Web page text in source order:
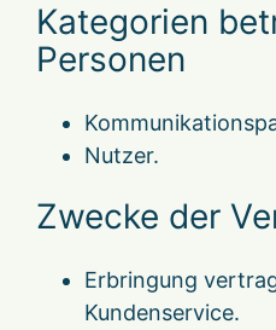
Kategorien
Personen
Nutzer.
Zwecke der
Erbringung
Kundenservice.